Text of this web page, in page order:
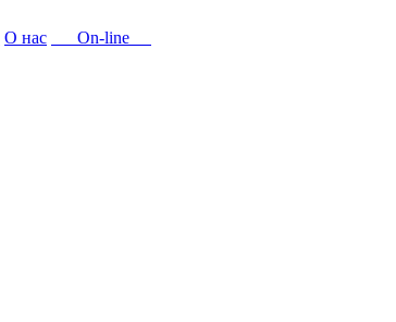
О нас On-line